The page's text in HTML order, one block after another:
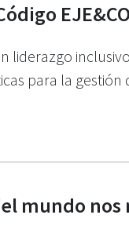
liderazgo
para la
mundo nos